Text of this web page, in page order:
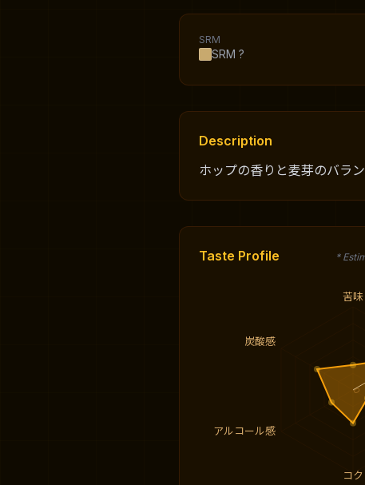
SRM
SRM ?
Description
ホップの香りと麦芽のバラ
Taste Profile *
苦味
コク
アルコール感
炭酸感
0